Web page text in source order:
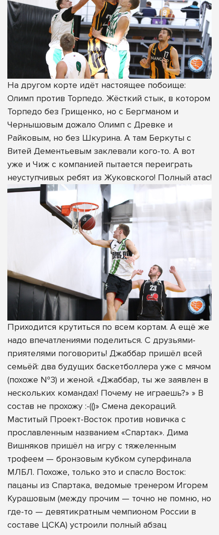
На другом корте идёт настоящее побоище:
Олимп против Торпедо. Жёсткий стык, в котором
Торпедо без Грищенко, но с Бергманом и
Чернышовым дожало Олимп с Древке и
Райковым, но без Шкурина. А там Беркуты с
Витей Дементьевым заклевали кого-то. А вот
уже и Чиж с компанией пытается переиграть
неуступчивых ребят из Жуковского! Полный атас!
Приходится крутиться по всем кортам. А ещё же
надо впечатлениями поделиться. С друзьями-
приятелями поговорить! Джаббар пришёл всей
семьёй: два будущих баскетболлера уже с мячом
(похоже №3) и женой. «Джаббар, ты же заявлен в
нескольких командах! Почему не играешь?» » В
состав не прохожу :-(()» Смена декораций.
Маститый Проект-Восток против новичка с
прославленным названием «Спартак». Дима
Вишняков пришёл на игру с тяжеленным
трофеем — бронзовым кубком суперфинала
МЛБЛ. Похоже, только это и спасло Восток:
пацаны из Спартака, ведомые тренером Игорем
Курашовым (между прочим — точно не помню, но
где-то — девятикратным чемпионом России в
составе ЦСКА) устроили полный абзац